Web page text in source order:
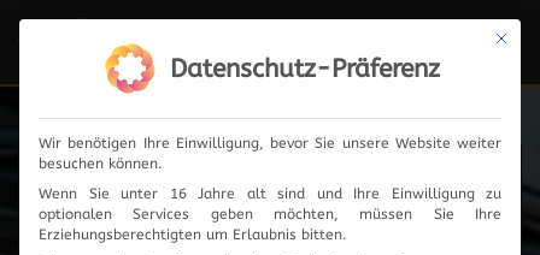
Fahrzeugauswahl
Mit
Datenschutz-Präferenz
Wir benötigen Ihre Einwilligung, bevor Sie unsere Website weiter
besuchen können.
Wenn Sie unter 16 Jahre alt sind und Ihre Einwilligung zu
optionalen Services geben möchten, müssen Sie Ihre
Erziehungsberechtigten um Erlaubnis bitten.